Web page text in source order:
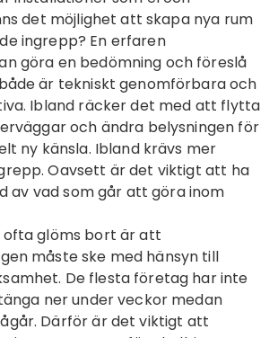
det möjlighet att skapa nya rum
ingrepp? En erfaren
göra en bedömning och föreslå
är tekniskt genomförbara och
Ibland räcker det med att flytta
och ändra belysningen för
ny känsla. Ibland krävs mer
Oavsett är det viktigt att ha
av vad som går att göra inom
ofta glöms bort är att
måste ske med hänsyn till
De flesta företag har inte
ner under veckor medan
Därför är det viktigt att